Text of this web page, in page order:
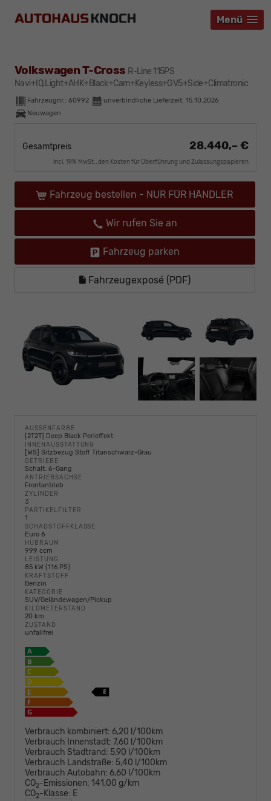
Menü
Menü
Menü
Volkswagen T-Cross R-Line 115PS
Navi+IQ.Light+AHK+Black+Cam+Keyless+GV5+Side+Climatronic
Fahrzeugnr.: 60992 unverbindliche Lieferzeit: 15.10.2026
Neuwagen
Gesamtpreis 28.440,– €
incl. 19% MwSt., den Kosten für Überführung und Zulassungspapieren
Fahrzeug bestellen - NUR FÜR HÄNDLER
Wir rufen Sie an
Fahrzeug parken
Fahrzeugexposé (PDF)
AUSSENFARBE
[2T2T] Deep Black Perleffekt
INNENAUSSTATTUNG
[WS] Sitzbezug Stoff Titanschwarz-Grau
GETRIEBE
Schalt. 6-Gang
ANTRIEBSACHSE
Frontantrieb
ZYLINDER
3
PARTIKELFILTER
1
SCHADSTOFFKLASSE
Euro 6
HUBRAUM
999 ccm
LEISTUNG
85 kW (116 PS)
KRAFTSTOFF
Benzin
KATEGORIE
SUV/Geländewagen/Pickup
KILOMETERSTAND
20 km
ZUSTAND
unfallfrei
Verbrauch kombiniert: 6,20 l/100km
Verbrauch Innenstadt: 7,60 l/100km
Verbrauch Stadtrand: 5,90 l/100km
Verbrauch Landstraße: 5,40 l/100km
Verbrauch Autobahn: 6,60 l/100km
CO2-Emissionen: 141,00 g/km
CO2-Klasse: E